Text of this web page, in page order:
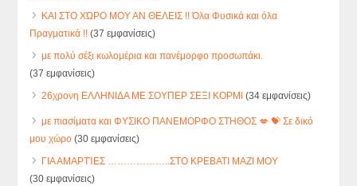
ΚΑΙ ΣΤΟ ΧΏΡΟ ΜΟΥ ΑΝ ΘΕΛΕΙΣ !! Όλα Φυσικά και όλα
Πραγματικά !! (37 εμφανίσεις)
με πολύ σέξι κωλομέρια και πανέμορφο προσωπάκι.
(37 εμφανίσεις)
26χρονη ΕΛΛΗΝΙΔΑ ΜΕ ΣΟΥΠΕΡ ΣΕΞΙ ΚΟΡΜΙ (34 εμφανίσεις)
με πιασίματα και ΦΥΣΙΚΟ ΠΑΝΕΜΟΡΦΟ ΣΤΗΘΟΣ 💋 💝 Σε δικό
μου χώρο (30 εμφανίσεις)
ΓΙΑ ΑΜΑΡΤΊΕΣ ………………..ΣΤΟ ΚΡΕΒΑΤΙ ΜΑΖΙ ΜΟΥ
(30 εμφανίσεις)